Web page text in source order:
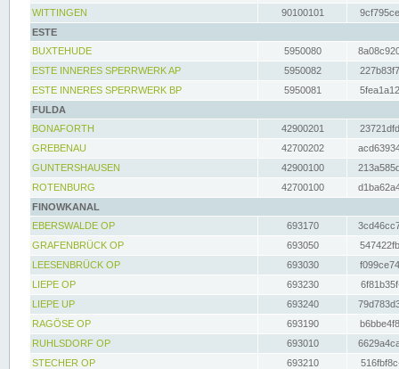
WITTINGEN
90100101
ESTE
BUXTEHUDE
5950080
ESTE INNERES SPERRWERK AP
5950082
ESTE INNERES SPERRWERK BP
5950081
FULDA
BONAFORTH
42900201
GREBENAU
42700202
GUNTERSHAUSEN
42900100
ROTENBURG
42700100
FINOWKANAL
EBERSWALDE OP
693170
GRAFENBRÜCK OP
693050
LEESENBRÜCK OP
693030
LIEPE OP
693230
LIEPE UP
693240
RAGÖSE OP
693190
RUHLSDORF OP
693010
STECHER OP
693210